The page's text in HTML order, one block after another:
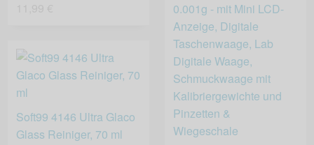
Soft99 4146 Ultra Glaco
Glass Reiniger, 70 ml